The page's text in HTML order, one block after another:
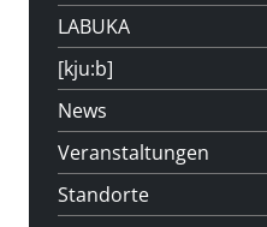
LABUKA
[kju:b]
News
Veranstaltungen
Standorte